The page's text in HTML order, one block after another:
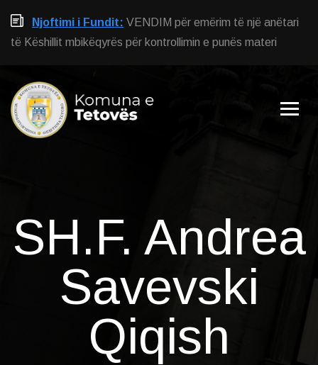
Njoftimi i Fundit: VENDIM për emërim të një anëtari
të Këshillit mbikëqyrës për kontrollimin e punës materi
SH.F. Andrea
Savevski
Qiqish